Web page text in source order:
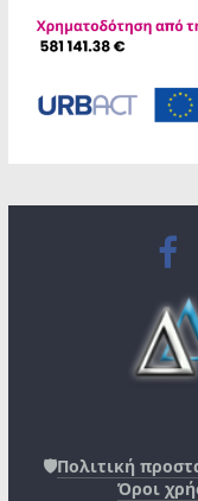
🛡️Πολιτική
Όροι